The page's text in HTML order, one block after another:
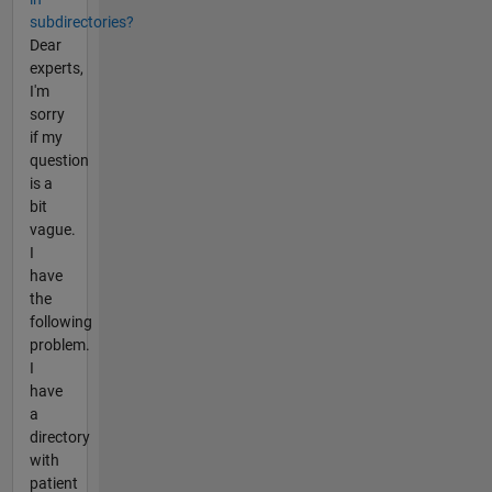
subdirectories?
Dear
experts,
I'm
sorry
if my
question
is a
bit
vague.
I
have
the
following
problem.
I
have
a
directory
with
patient